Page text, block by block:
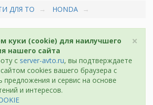
ДЛЯ ТО HONDA
×
куки (cookie) для наилучшего
нашего сайта
с server-avto.ru, вы подтверждаете
cookies вашего браузера с
предложения и сервис на основе
и интересов.